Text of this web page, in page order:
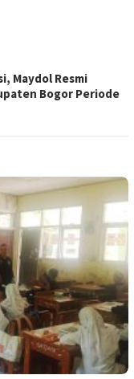
Maydol Resmi
Bogor Periode